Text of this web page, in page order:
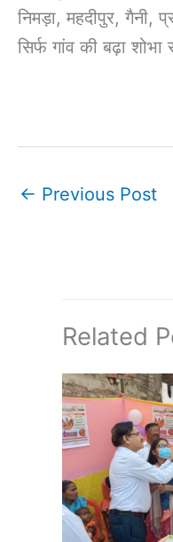
निमड़ा, महदीपुर, गैनी,
सिर्फ गांव की बढ़ा शोभा
← Previous Post
Related